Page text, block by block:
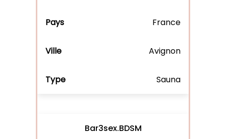
France
Avignon
Sauna
Bar3sex.BDSM